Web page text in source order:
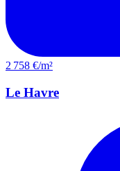
2 758 €/m²
Le Havre